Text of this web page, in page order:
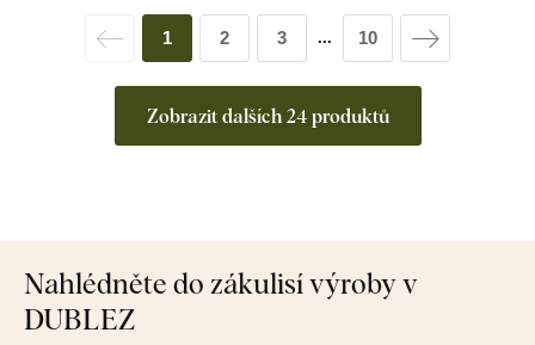
Zobrazit dalších 24 produktů
1 2 3 ... 10
Nahlédněte do zákulisí výroby v
DUBLEZ